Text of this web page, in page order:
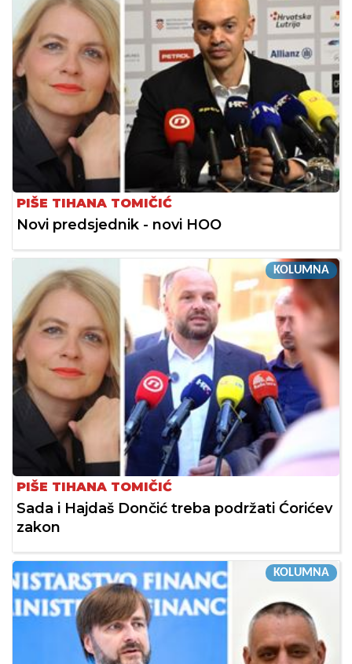
PIŠE TIHANA TOMIČIĆ
Novi predsjednik - novi HOO
KOLUMNA
PIŠE TIHANA TOMIČIĆ
Sada i Hajdaš Dončić treba podržati Ćorićev
zakon
KOLUMNA